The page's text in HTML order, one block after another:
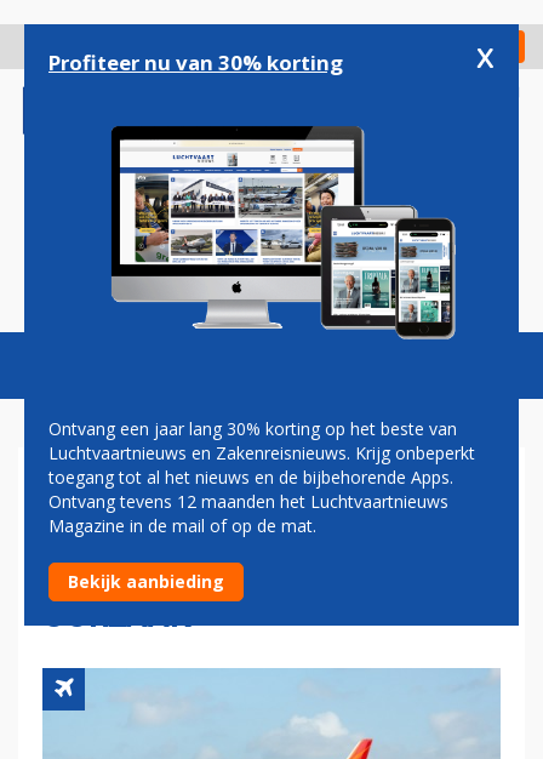
gaan
Check in
Magazine Podcasts Vacatures
CRASH DREAMLINER AIR
INDIA: 'TE WEINIG
MOTORVERMOGEN MOGELIJK
OORZAAK'
Profiteer nu van 30% korting x
Ontvang een jaar lang 30% korting op het beste van
Luchtvaartnieuws en Zakenreisnieuws. Krijg onbeperkt
toegang tot al het nieuws en de bijbehorende Apps.
Ontvang tevens 12 maanden het Luchtvaartnieuws
Magazine in de mail of op de mat.
Bekijk aanbieding